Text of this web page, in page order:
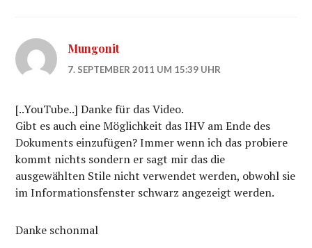
Mungonit
7. SEPTEMBER 2011 UM 15:39 UHR
[..YouTube..] Danke für das Video.
Gibt es auch eine Möglichkeit das IHV am Ende des
Dokuments einzufügen? Immer wenn ich das probiere
kommt nichts sondern er sagt mir das die
ausgewählten Stile nicht verwendet werden, obwohl sie
im Informationsfenster schwarz angezeigt werden.
Danke schonmal